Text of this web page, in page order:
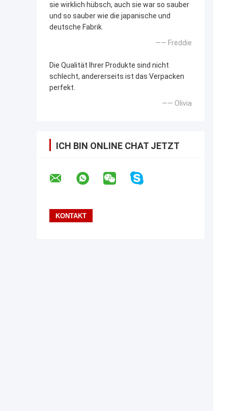
sie wirklich hübsch, auch sie war so sauber
und so sauber wie die japanische und
deutsche Fabrik.
—— Freddie
Die Qualität Ihrer Produkte sind nicht
schlecht, andererseits ist das Verpacken
perfekt.
—— Olivia
ICH BIN ONLINE CHAT JETZT